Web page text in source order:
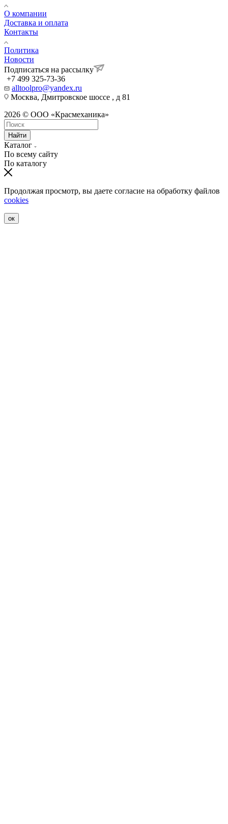
О компании
Доставка и оплата
Контакты
Политика
Новости
Подписаться на рассылку
+7 499 325-73-36
alltoolpro@yandex.ru
Москва, Дмитровское шоссе , д 81
2026 © ООО «Красмеханика»
Найти
Каталог
По всему сайту
По каталогу
Продолжая просмотр, вы даете согласие на обработку файлов
cookies
ок